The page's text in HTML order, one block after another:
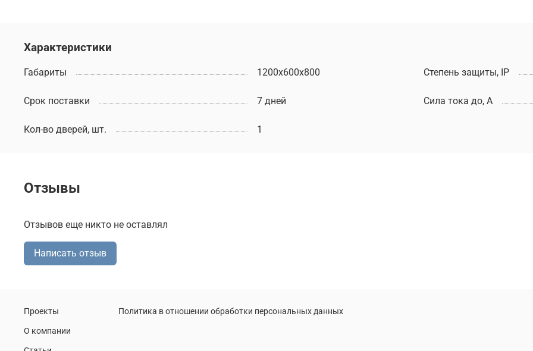
Характеристики
Габариты 1200х600х800 Степень защиты, IP
Срок поставки 7 дней Сила тока до, А
Кол-во дверей, шт. 1
Отзывы
Отзывов еще никто не оставлял
Написать отзыв
Проекты
О компании
Политика в отношении обработки персональных данных